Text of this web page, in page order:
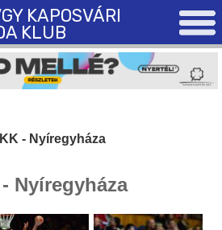
KAPOSVÁRI
KLUB
- Nyíregyháza
Nyíregyháza